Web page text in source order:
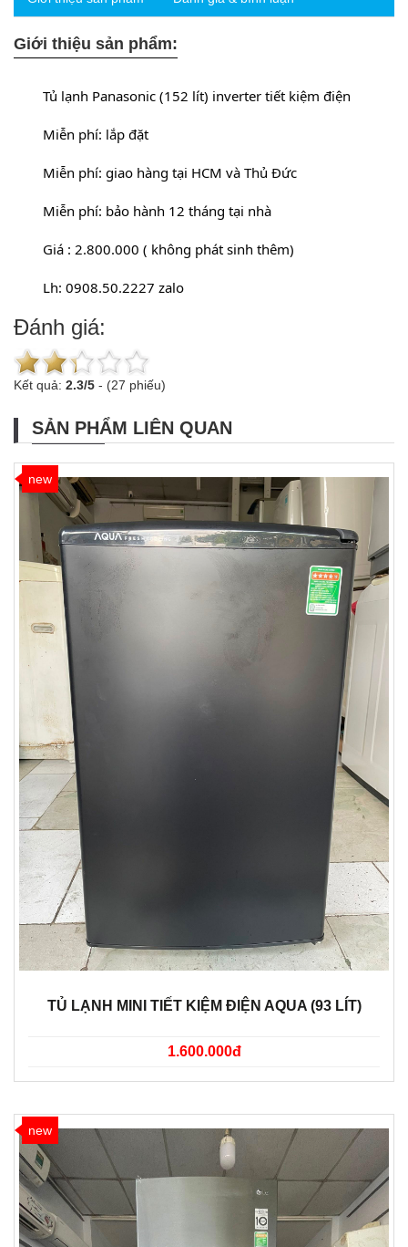
Giới thiệu sản phẩm:
	Tủ lạnh Panasonic (152 lít) inverter tiết kiệm điện
	Miễn phí: lắp đặt
	Miễn phí: giao hàng tại HCM và Thủ Đức
	Miễn phí: bảo hành 12 tháng tại nhà
	Giá : 2.800.000 ( không phát sinh thêm)
	Lh: 0908.50.2227 zalo
Đánh giá:
Kết quả: 2.3/5 - (27 phiếu)
SẢN PHẨM LIÊN QUAN
new
TỦ LẠNH MINI TIẾT KIỆM ĐIỆN AQUA (93 LÍT)
1.600.000đ
new